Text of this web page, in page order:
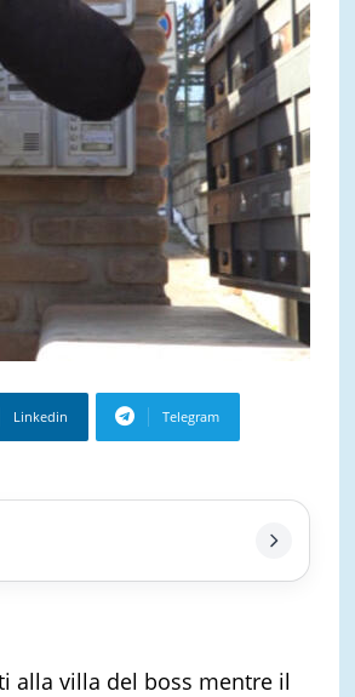
Linkedin Telegram
alla villa del boss mentre il